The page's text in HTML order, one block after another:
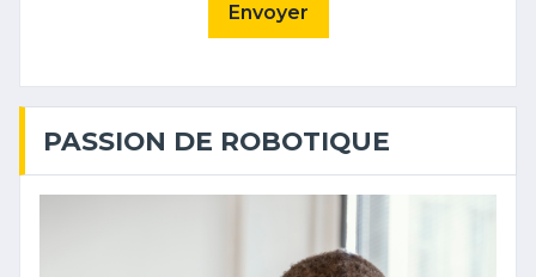
Envoyer
PASSION DE ROBOTIQUE